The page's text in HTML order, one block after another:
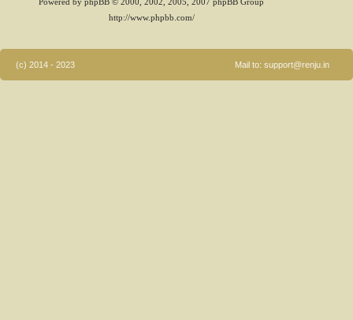
Powered by phpBB © 2000, 2002, 2005, 2007 phpBB Group
http://www.phpbb.com/
(c) 2014 - 2023 Mail to: support@renju.in